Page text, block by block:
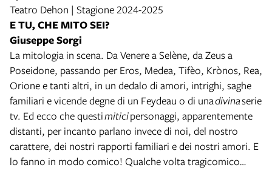
Teatro Dehon | Stagione 2024-2025
E TU, CHE MITO SEI?
Giuseppe Sorgi
La mitologia in scena. Da Venere a Selène, da Zeus a
Poseidone, passando per Eros, Medea, Tifèo, Krònos, Rea,
Orione e tanti altri, in un dedalo di amori, intrighi, saghe
familiari e vicende degne di un Feydeau o di unadivinaserie
tv. Ed ecco che questimiticipersonaggi, apparentemente
distanti, per incanto parlano invece di noi, del nostro
carattere, dei nostri rapporti familiari e dei nostri amori. E
lo fanno in modo comico! Qualche volta tragicomico…